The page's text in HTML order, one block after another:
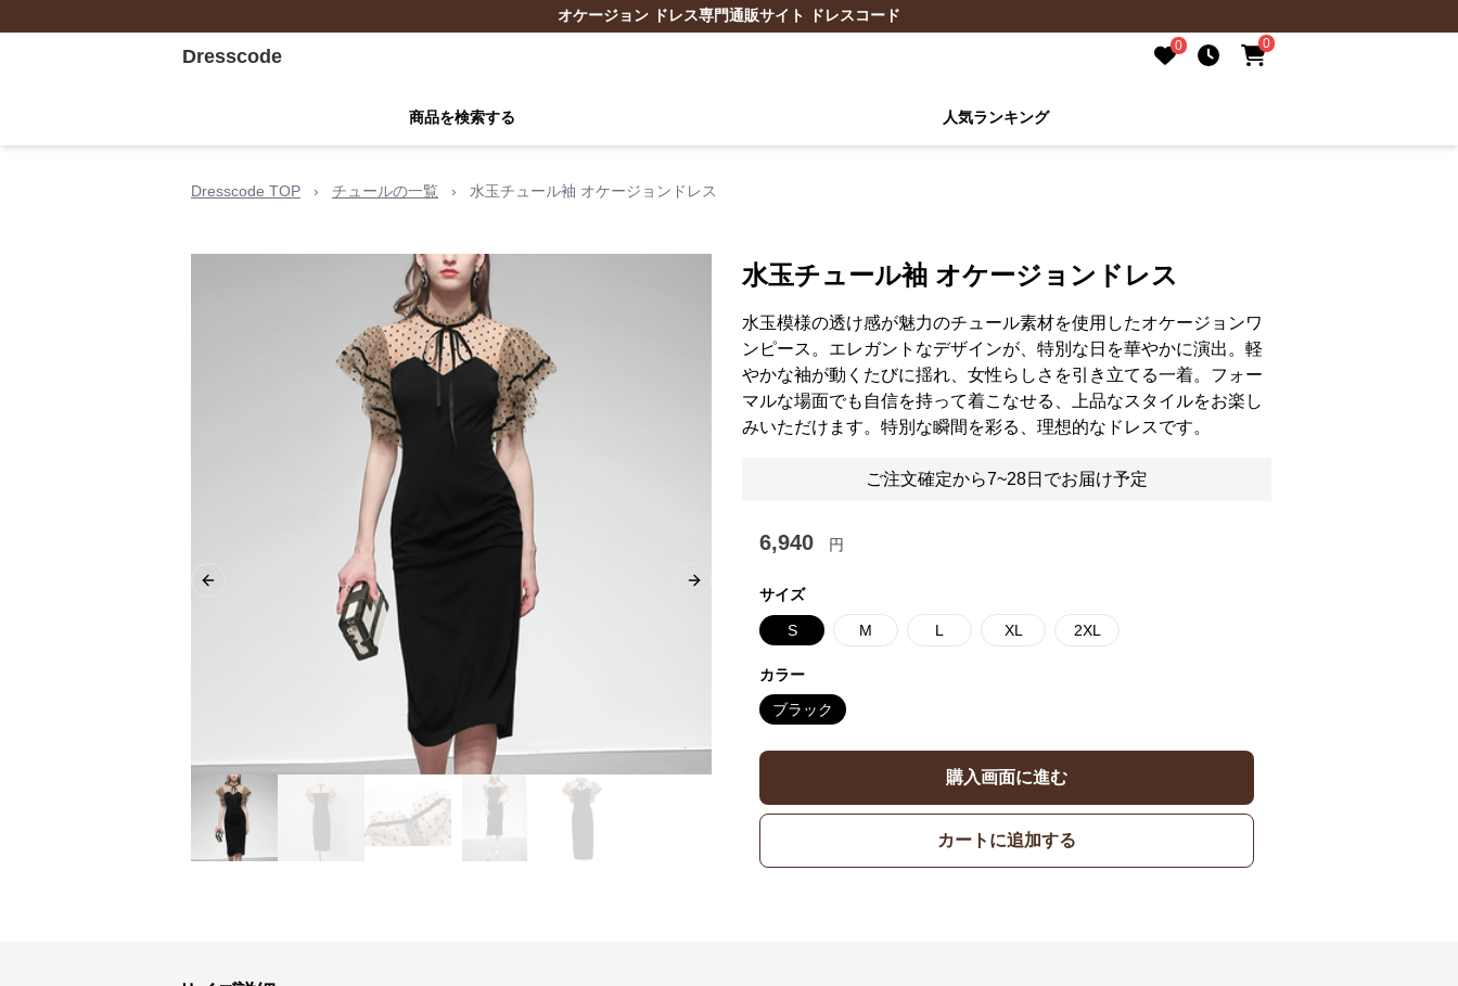
オケージョン ドレス専門通販サイト ドレスコード
Dresscode 0 0
商品を検索する 人気ランキング
Dresscode TOP › チュールの一覧 › 水玉チュール袖 オケージョンドレス
Previous slide Next slide
水玉チュール袖 オケージョンドレス
水玉模様の透け感が魅力のチュール素材を使用したオケージョンワ
ンピース。エレガントなデザインが、特別な日を華やかに演出。軽
やかな袖が動くたびに揺れ、女性らしさを引き立てる一着。フォー
マルな場面でも自信を持って着こなせる、上品なスタイルをお楽し
みいただけます。特別な瞬間を彩る、理想的なドレスです。
ご注文確定から7~28日でお届け予定
6,940 円
サイズ
S M L XL 2XL
カラー
ブラック
購入画面に進む
カートに追加する